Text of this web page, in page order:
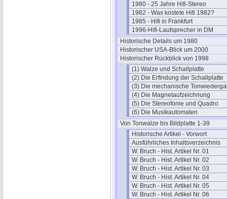
1980 - 25 Jahre Hifi-Stereo
1982 - Was kostete Hifi 1982?
1985 - Hifi in Frankfurt
1996-Hifi-Lautsprecher in DM
Historische Details um 1980
Historischer USA-Blick um 2000
Historischer Rückblick von 1998
(1) Walze und Schallplatte
(2) Die Erfindung der Schallplatte
(3) Die mechanische
(4) Die Magnetaufzeichnung
(5) Die Stereofonie und Quadro
(6) Die Musikautomaten
Von Tonwalze bis Bildplatte 1-39
Historische Artikel - Vorwort
Ausführliches Inhaltsverzeichnis
W. Bruch - Hist. Artikel Nr. 01
W. Bruch - Hist. Artikel Nr. 02
W. Bruch - Hist. Artikel Nr. 03
W. Bruch - Hist. Artikel Nr. 04
W. Bruch - Hist. Artikel Nr. 05
W. Bruch - Hist. Artikel Nr. 06